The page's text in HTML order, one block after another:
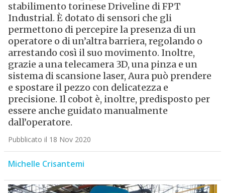
stabilimento torinese Driveline di FPT
Industrial. È dotato di sensori che gli
permettono di percepire la presenza di un
operatore o di un’altra barriera, regolando o
arrestando così il suo movimento. Inoltre,
grazie a una telecamera 3D, una pinza e un
sistema di scansione laser, Aura può prendere
e spostare il pezzo con delicatezza e
precisione. Il cobot è, inoltre, predisposto per
essere anche guidato manualmente
dall’operatore.
Pubblicato il 18 Nov 2020
Michelle Crisantemi